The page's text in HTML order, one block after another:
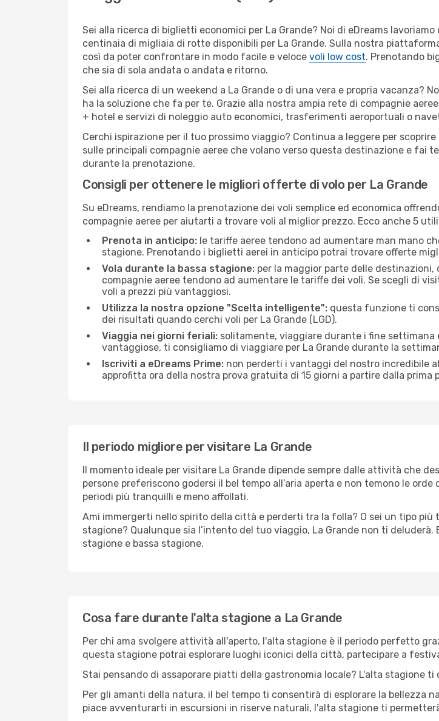
Sei alla ricerca di biglietti economici per La Grande? Noi di eDreams
centinaia di migliaia di rotte disponibili per La Grande. Sulla nostra
così da poter confrontare in modo facile e veloce voli low cost. Prenotando
che sia di sola andata o andata e ritorno.
Sei alla ricerca di un weekend a La Grande o di una vera e propria vacanza?
ha la soluzione che fa per te. Grazie alla nostra ampia rete di compagnie
+ hotel e servizi di noleggio auto economici, trasferimenti aeroportuali o
Cerchi ispirazione per il tuo prossimo viaggio? Continua a leggere per
sulle principali compagnie aeree che volano verso questa destinazione e fai
durante la prenotazione.
Consigli per ottenere le migliori offerte di volo per La Grande
Su eDreams, rendiamo la prenotazione dei voli semplice ed economica
compagnie aeree per aiutarti a trovare voli al miglior prezzo. Ecco anche 5
Prenota in anticipo: le tariffe aeree tendono ad aumentare man mano
stagione. Prenotando i biglietti aerei in anticipo potrai trovare offerte
Vola durante la bassa stagione: per la maggior parte delle
compagnie aeree tendono ad aumentare le tariffe dei voli. Se scegli di
voli a prezzi più vantaggiosi.
Utilizza la nostra opzione "Scelta intelligente": questa funzione ti
dei risultati quando cerchi voli per La Grande (LGD).
Viaggia nei giorni feriali: solitamente, viaggiare durante i fine
vantaggiose, ti consigliamo di viaggiare per La Grande durante la
Iscriviti a eDreams Prime: non perderti i vantaggi del nostro incredibile
approfitta ora della nostra prova gratuita di 15 giorni a partire dalla prima
Il periodo migliore per visitare La Grande
Il momento ideale per visitare La Grande dipende sempre dalle attività che
persone preferiscono godersi il bel tempo all’aria aperta e non temono le
periodi più tranquilli e meno affollati.
Ami immergerti nello spirito della città e perderti tra la folla? O sei un tipo
stagione? Qualunque sia l’intento del tuo viaggio, La Grande non ti
stagione e bassa stagione.
Cosa fare durante l'alta stagione a La Grande
Per chi ama svolgere attività all'aperto, l'alta stagione è il periodo perfetto
questa stagione potrai esplorare luoghi iconici della città, partecipare a
Stai pensando di assaporare piatti della gastronomia locale? L'alta stagione
Per gli amanti della natura, il bel tempo ti consentirà di esplorare la bellezza
piace avventurarti in escursioni in riserve naturali, l'alta stagione ti